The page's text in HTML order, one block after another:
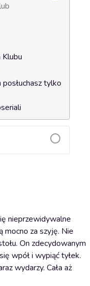
tylko
nieprzewidywalne
mocno za szyję. Nie
On zdecydowanym
wpół i wypiąć tyłek.
wydarzy. Cała aż